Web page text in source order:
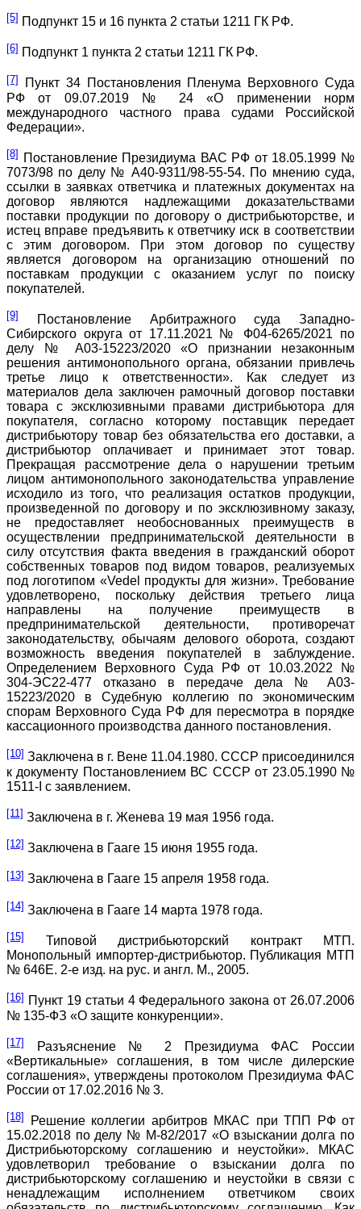
[5] Подпункт 15 и 16 пункта 2 статьи 1211 ГК РФ.
[6] Подпункт 1 пункта 2 статьи 1211 ГК РФ.
[7]
Пункт 34 Постановления Пленума Верховного Суда
РФ от 09.07.2019 № 24 «О применении норм
международного частного права судами Российской
Федерации».
[8] Постановление Президиума ВАС РФ от 18.05.1999 №
7073/98 по делу № А40-9311/98-55-54. По мнению суда,
ссылки в заявках ответчика и платежных документах на
договор являются надлежащими доказательствами
поставки продукции по договору о дистрибьюторстве, и
истец вправе предъявить к ответчику иск в соответствии
с этим договором. При этом договор по существу
является договором на организацию отношений по
поставкам продукции с оказанием услуг по поиску
покупателей.
[9]
Постановление Арбитражного суда Западно-
Сибирского округа от 17.11.2021 № Ф04-6265/2021 по
делу № А03-15223/2020 «О признании незаконным
решения антимонопольного органа, обязании привлечь
третье лицо к ответственности». Как следует из
материалов дела заключен рамочный договор поставки
товара с эксклюзивными правами дистрибьютора для
покупателя, согласно которому поставщик передает
дистрибьютору товар без обязательства его доставки, а
дистрибьютор оплачивает и принимает этот товар.
Прекращая рассмотрение дела о нарушении третьим
лицом антимонопольного законодательства управление
исходило из того, что реализация остатков продукции,
произведенной по договору и по эксклюзивному заказу,
не предоставляет необоснованных преимуществ в
осуществлении предпринимательской деятельности в
силу отсутствия факта введения в гражданский оборот
собственных товаров под видом товаров, реализуемых
под логотипом «Vedel продукты для жизни». Требование
удовлетворено, поскольку действия третьего лица
направлены на получение преимуществ в
предпринимательской деятельности, противоречат
законодательству, обычаям делового оборота, создают
возможность введения покупателей в заблуждение.
Определением Верховного Суда РФ от 10.03.2022 №
304-ЭС22-477 отказано в передаче дела № А03-
15223/2020 в Судебную коллегию по экономическим
спорам Верховного Суда РФ для пересмотра в порядке
кассационного производства данного постановления.
[10] Заключена в г. Вене 11.04.1980. СССР присоединился
к документу Постановлением ВС СССР от 23.05.1990 №
1511-I с заявлением.
[11] Заключена в г. Женева 19 мая 1956 года.
[12] Заключена в Гааге 15 июня 1955 года.
[13] Заключена в Гааге 15 апреля 1958 года.
[14] Заключена в Гааге 14 марта 1978 года.
[15]
Типовой дистрибьюторский контракт МТП.
Монопольный импортер-дистрибьютор. Публикация МТП
№ 646E. 2-е изд. на рус. и англ. М., 2005.
[16] Пункт 19 статьи 4 Федерального закона от 26.07.2006
№ 135-ФЗ «О защите конкуренции».
[17]
Разъяснение № 2 Президиума ФАС России
«Вертикальные» соглашения, в том числе дилерские
соглашения», утверждены протоколом Президиума ФАС
России от 17.02.2016 № 3.
[18]
Решение коллегии арбитров МКАС при ТПП РФ от
15.02.2018 по делу № М-82/2017 «О взыскании долга по
Дистрибьюторскому соглашению и неустойки». МКАС
удовлетворил требование о взыскании долга по
дистрибьюторскому соглашению и неустойки в связи с
ненадлежащим исполнением ответчиком своих